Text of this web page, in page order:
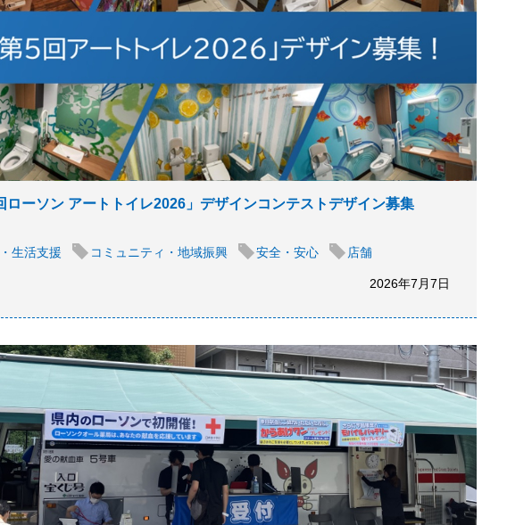
ローソン アートトイレ2026」デザインコンテストデザイン募集
生活支援 コミュニティ・地域振興 安全・安心 店舗
2026年7月7日